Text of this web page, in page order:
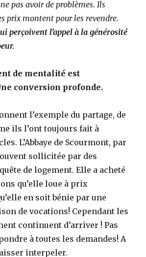
pas avoir de problèmes. Ils
prix montent pour les revendre.
perçoivent l’appel à la générosité
de mentalité est
conversion profonde.
l’exemple du partage, de
ils l’ont toujours fait à
L’Abbaye de Scourmont, par
sollicitée par des
de logement. Elle a acheté
qu’elle loue à prix
en soit bénie par une
de vocations! Cependant les
continuent d’arriver ! Pas
à toutes les demandes! A
interpeler.